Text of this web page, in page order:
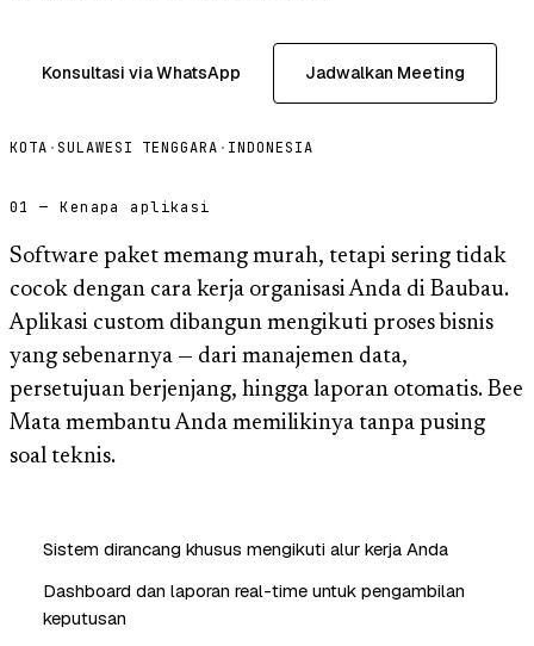
Konsultasi via WhatsApp Jadwalkan Meeting
KOTA · SULAWESI TENGGARA · INDONESIA
01 — Kenapa aplikasi
Software paket memang murah, tetapi sering tidak
cocok dengan cara kerja organisasi Anda di Baubau.
Aplikasi custom dibangun mengikuti proses bisnis
yang sebenarnya — dari manajemen data,
persetujuan berjenjang, hingga laporan otomatis. Bee
Mata membantu Anda memilikinya tanpa pusing
soal teknis.
Sistem dirancang khusus mengikuti alur kerja Anda
Dashboard dan laporan real-time untuk pengambilan
keputusan